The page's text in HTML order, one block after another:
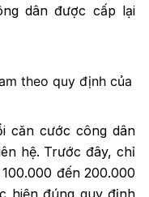
dân được cấp lại
theo quy định của
căn cước công dân
hệ. Trước đây, chỉ
đến 200.000
hiện đúng quy định